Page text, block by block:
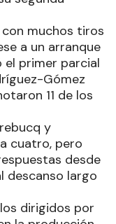
muchos tiros
a un arranque
el primer parcial
Gómez
11 de los
y
cuatro, pero
desde
descanso largo
dirigidos por